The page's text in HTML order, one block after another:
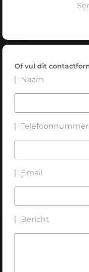
Of vul dit
Naam
Telefoonnummer
Email
Bericht